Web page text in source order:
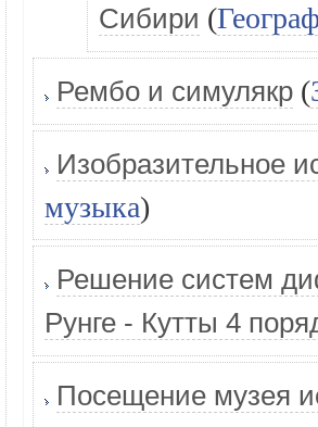
Сибири (
Рембо и симулякр (
Изобразительное
музыка)
Решение систем
Рунге - Кутты 4
Посещение музея